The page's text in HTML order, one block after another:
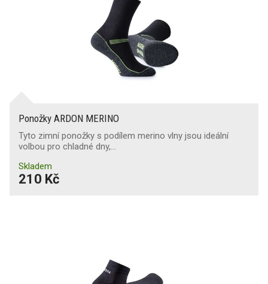
Ponožky ARDON MERINO
Tyto zimní ponožky s podílem merino vlny jsou ideální
volbou pro chladné dny,…
Skladem
210 Kč